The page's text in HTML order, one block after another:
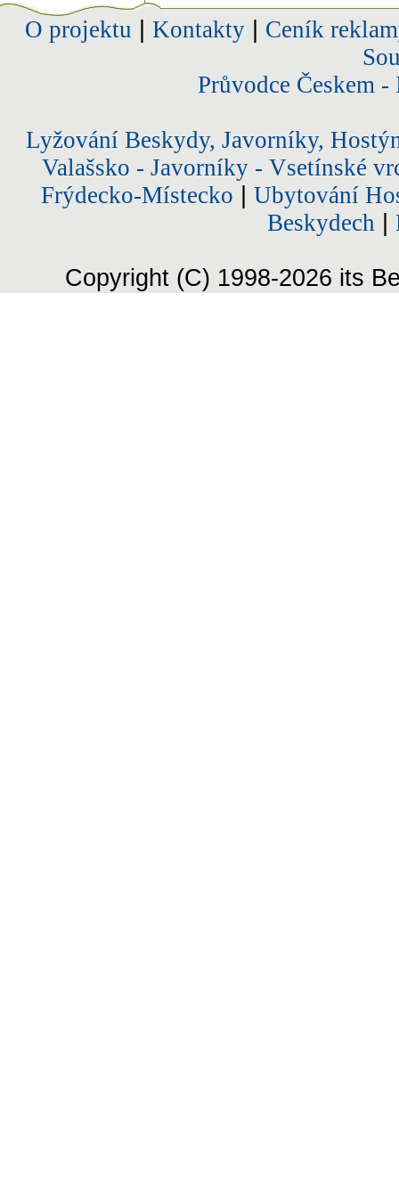
O projektu Kontakty| Ceník
Průvodce Českem
Lyžování Beskydy, Javorníky,
Valašsko - Javorníky - Vsetínské
Frýdecko-Místecko
Ubytování
Beskydech
Copyright (C) 1998-2026 its